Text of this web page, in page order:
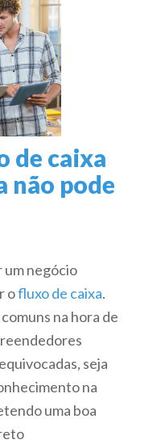
de caixa
não pode
negócio
ofluxo de caixa.
na hora de
seja
na
uma boa